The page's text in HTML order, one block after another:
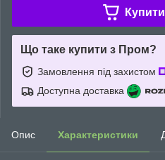
Що таке купити з Пром?
Замовлення під захистом
Доступна доставка
Опис Характеристики